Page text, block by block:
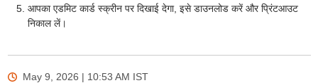
आपका एडमिट कार्ड स्क्रीन पर दिखाई देगा, इसे डाउनलोड करें और प्रिंटआउट
निकाल लें।
May 9, 2026 | 10:53 AM IST